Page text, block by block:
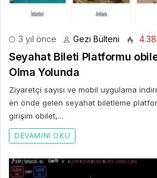
3 yıl önce Gezi Bülteni
Seyahat Bileti Platformu
Olma Yolunda
Ziyaretçi sayısı ve mobil uygulama
en önde gelen seyahat biletleme
girişim obilet,...
DEVAMINI OKU